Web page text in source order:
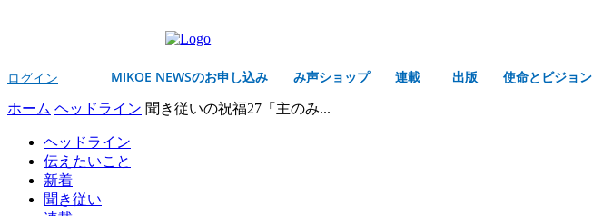
ログイン MIKOE NEWSのお申し込み み声ショップ 連載 出版 使命とビジョン
ホーム ヘッドライン 聞き従いの祝福27「主のみ...
ヘッドライン
伝えたいこと
新着
聞き従い